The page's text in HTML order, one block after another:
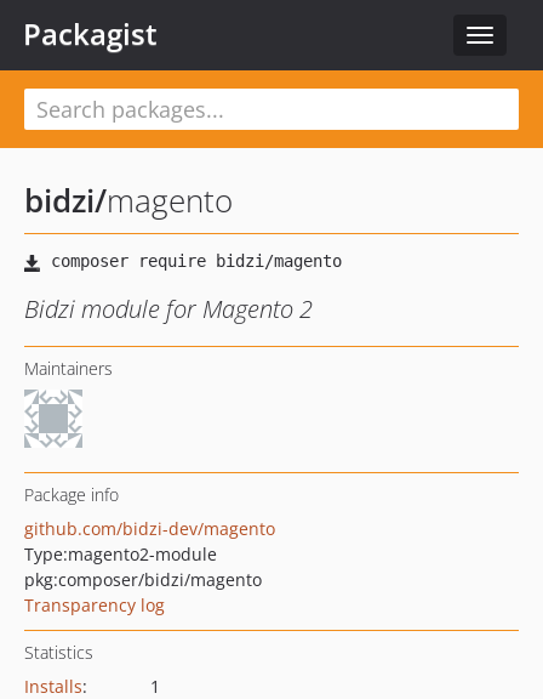
Toggle
Packagist
bidzi/magento
Bidzi module for Magento 2
Maintainers
Package info
github.com/bidzi-dev/magento
Type:magento2-module
pkg:composer/bidzi/magento
Transparency log
Statistics
Installs:
1